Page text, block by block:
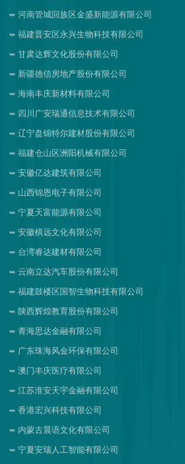
河南管城回族区金盛新能源有限公司
福建晋安区永兴生物科技有限公司
甘肃达辉文化股份有限公司
新疆德信房地产股份有限公司
海南丰庆新材料有限公司
四川广安瑞通信息技术有限公司
辽宁盘锦特尔建材股份有限公司
福建仓山区洲阳机械有限公司
安徽亿达建筑有限公司
山西锦恩电子有限公司
宁夏天富能源有限公司
安徽棋远文化有限公司
台湾睿达建材有限公司
云南立达汽车股份有限公司
福建鼓楼区国智生物科技有限公司
陕西辉煌教育股份有限公司
青海思达金融有限公司
广东珠海风金环保有限公司
澳门丰庆医疗有限公司
江苏淮安天宇金融有限公司
香港宏兴科技有限公司
内蒙古晨语文化有限公司
宁夏安瑞人工智能有限公司